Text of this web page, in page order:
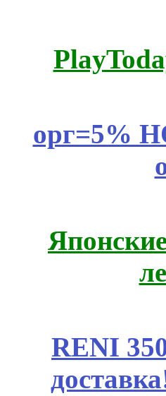
орг=5%
RENI